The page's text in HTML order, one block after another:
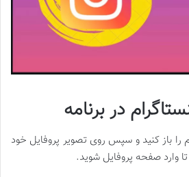
در برنامه
را باز کنید و سپس روی تصویر پروفایل خود
وارد صفحه پروفایل شوید.